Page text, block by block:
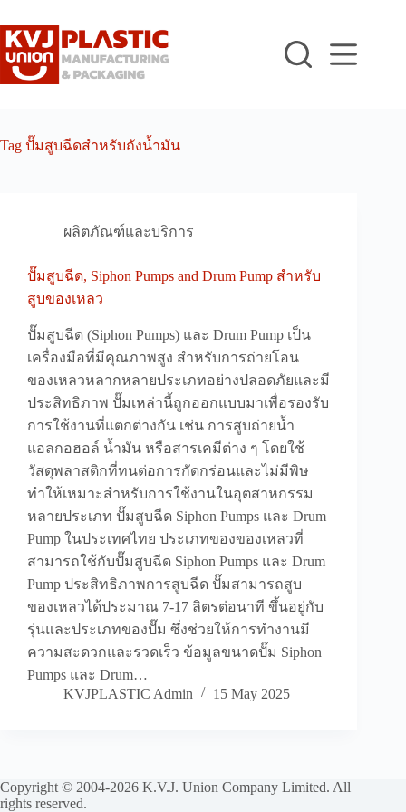
to
content
Tag ปั๊มสูบฉีดสำหรับถังน้ำมัน
ผลิตภัณฑ์และบริการ
ปั๊มสูบฉีด, Siphon Pumps and Drum Pump สำหรับ
สูบของเหลว
ปั๊มสูบฉีด (Siphon Pumps) และ Drum Pump เป็น
เครื่องมือที่มีคุณภาพสูง สำหรับการถ่ายโอน
ของเหลวหลากหลายประเภทอย่างปลอดภัยและมี
ประสิทธิภาพ ปั๊มเหล่านี้ถูกออกแบบมาเพื่อรองรับ
การใช้งานที่แตกต่างกัน เช่น การสูบถ่ายน้ำ
แอลกอฮอล์ น้ำมัน หรือสารเคมีต่าง ๆ โดยใช้
วัสดุพลาสติกที่ทนต่อการกัดกร่อนและไม่มีพิษ
ทำให้เหมาะสำหรับการใช้งานในอุตสาหกรรม
หลายประเภท ปั๊มสูบฉีด Siphon Pumps และ Drum
Pump ในประเทศไทย ประเภทของของเหลวที่
สามารถใช้กับปั๊มสูบฉีด Siphon Pumps และ Drum
Pump ประสิทธิภาพการสูบฉีด ปั๊มสามารถสูบ
ของเหลวได้ประมาณ 7-17 ลิตรต่อนาที ขึ้นอยู่กับ
รุ่นและประเภทของปั๊ม ซึ่งช่วยให้การทำงานมี
ความสะดวกและรวดเร็ว ข้อมูลขนาดปั๊ม Siphon
Pumps และ Drum…
KVJPLASTIC Admin
15 May 2025
Copyright © 2004-2026 K.V.J. Union Company Limited. All
rights reserved.